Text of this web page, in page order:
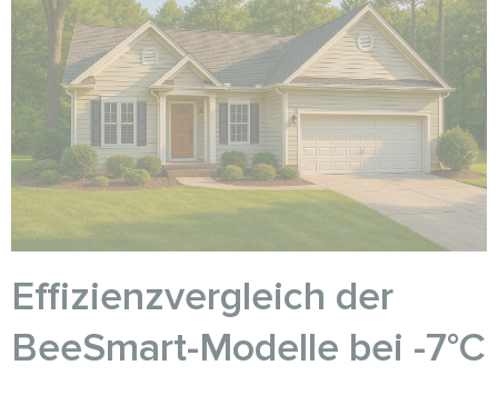
Effizienzvergleich der
BeeSmart-Modelle bei -7°C